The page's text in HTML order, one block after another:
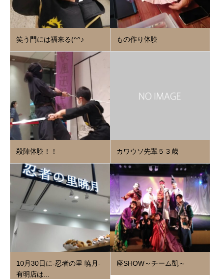
笑う門には福来る(^^♪ もの作り体験
殺陣体験！！ カワウソ先輩５３歳
10月30日に‐忍者の里 暁月‐
有明店は...
座SHOW～チーム凱～